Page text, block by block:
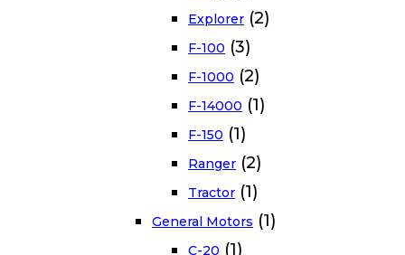
Explorer (2)
F-100 (3)
F-1000 (2)
F-14000 (1)
F-150 (1)
Ranger (2)
Tractor (1)
General Motors (1)
C-20 (1)